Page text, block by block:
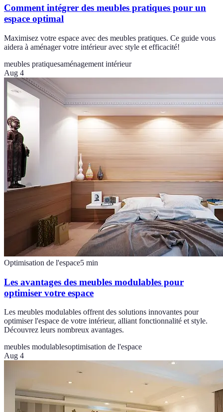
Comment intégrer des meubles pratiques pour un
espace optimal
Maximisez votre espace avec des meubles pratiques. Ce guide vous
aidera à aménager votre intérieur avec style et efficacité!
meubles pratiquesaménagement intérieur
Aug 4
Optimisation de l'espace5 min
Les avantages des meubles modulables pour
optimiser votre espace
Les meubles modulables offrent des solutions innovantes pour
optimiser l'espace de votre intérieur, alliant fonctionnalité et style.
Découvrez leurs nombreux avantages.
meubles modulablesoptimisation de l'espace
Aug 4